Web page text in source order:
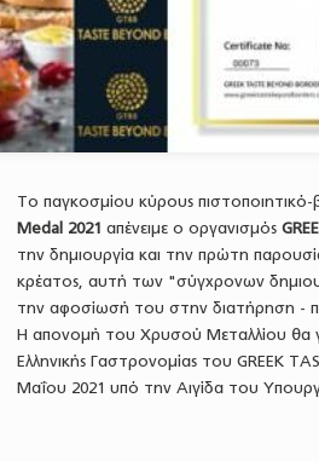
Το παγκοσμίου κύρους
Medal 2021 απένειμε ο οργανισμός
την δημιουργία και την πρώτη
κρέατος, αυτή των "σύγχρονων
την αφοσίωσή του στην διατήρηση -
Η απονομή του Χρυσού Μεταλλίου θα
Ελληνικής Γαστρονομίας του GREEK
Μαΐου 2021 υπό την Αιγίδα του